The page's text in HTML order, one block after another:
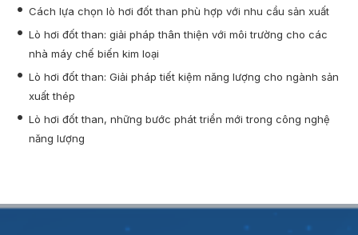
Cách lựa chọn lò hơi đốt than phù hợp với nhu cầu sản xuất
Lò hơi đốt than: giải pháp thân thiện với môi trường cho các
nhà máy chế biến kim loại
Lò hơi đốt than: Giải pháp tiết kiệm năng lượng cho ngành sản
xuất thép
Lò hơi đốt than, những bước phát triển mới trong công nghệ
năng lượng